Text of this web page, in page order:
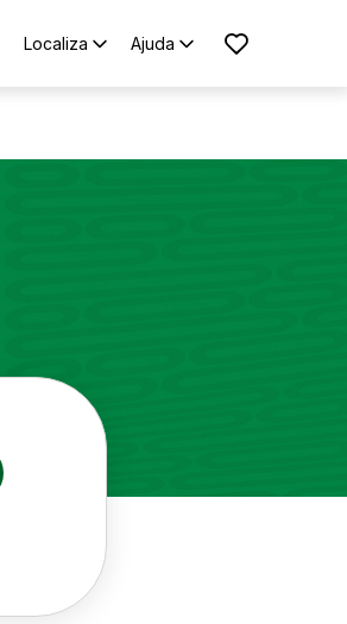
Localiza Ajuda